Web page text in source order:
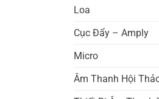
Loa
Cục Đẩy – Amply
Micro
Âm Thanh Hội